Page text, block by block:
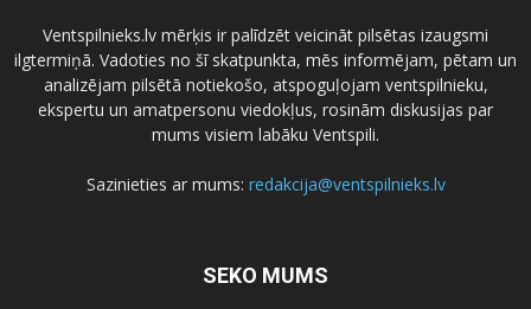
Ventspilnieks.lv mērķis ir palīdzēt veicināt pilsētas izaugsmi
ilgtermiņā. Vadoties no šī skatpunkta, mēs informējam, pētam un
analizējam pilsētā notiekošo, atspoguļojam ventspilnieku,
ekspertu un amatpersonu viedokļus, rosinām diskusijas par
mums visiem labāku Ventspili.
Sazinieties ar mums: redakcija@ventspilnieks.lv
SEKO MUMS